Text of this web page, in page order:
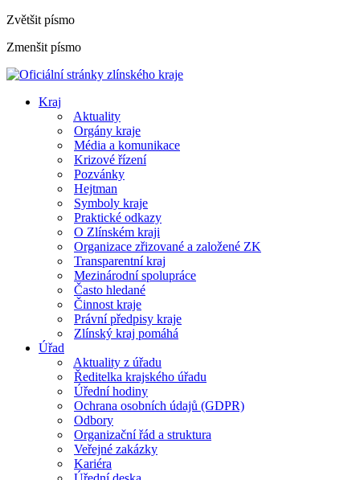
Zvětšit písmo
Zmenšit písmo
Kraj
Aktuality
Orgány kraje
Média a komunikace
Krizové řízení
Pozvánky
Hejtman
Symboly kraje
Praktické odkazy
O Zlínském kraji
Organizace zřizované a založené ZK
Transparentní kraj
Mezinárodní spolupráce
Často hledané
Činnost kraje
Právní předpisy kraje
Zlínský kraj pomáhá
Úřad
Aktuality z úřadu
Ředitelka krajského úřadu
Úřední hodiny
Ochrana osobních údajů (GDPR)
Odbory
Organizační řád a struktura
Veřejné zakázky
Kariéra